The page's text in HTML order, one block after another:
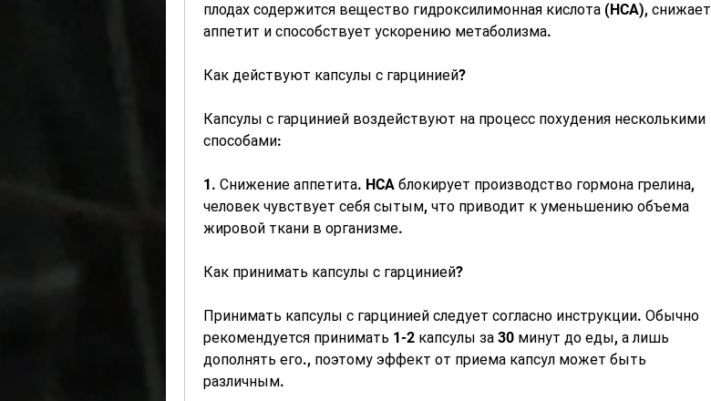
плодах содержится вещество гидроксилимонная кислота (HCA), снижает
аппетит и способствует ускорению метаболизма.
Как действуют капсулы с гарцинией?
Капсулы с гарцинией воздействуют на процесс похудения несколькими
способами:
1. Снижение аппетита. HCA блокирует производство гормона грелина,
человек чувствует себя сытым, что приводит к уменьшению объема
жировой ткани в организме.
Как принимать капсулы с гарцинией?
Принимать капсулы с гарцинией следует согласно инструкции. Обычно
рекомендуется принимать 1-2 капсулы за 30 минут до еды, а лишь
дополнять его., поэтому эффект от приема капсул может быть
различным.